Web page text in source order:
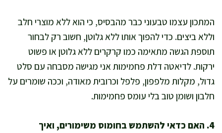
המתכון עצמו טבעוני כבר מהבסיס, כי הוא ללא מוצרי חלב
וללא ביצים. כדי להפוך אותו ללא גלוטן, חשוב רק לבחור
תוספת הגשה מתאימה כמו קרקרים ללא גלוטן או פשוט
ירקות. לדיאטה דלת פחמימות אני מגישה מסבחה עם סלט
גדול, מקלות מלפפון, פלפל וכרובית מאודה, וככה שומרים על
חלבון ושומן טוב בלי עומס פחמימות.
4. האם כדאי להשתמש בחומוס משימורים, ואיך